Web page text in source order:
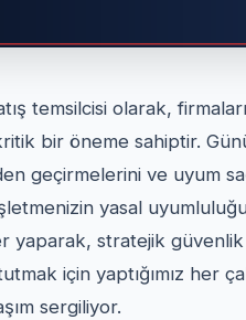
temsilcisi olarak,
bir öneme sahiptir.
geçirmelerini ve uyum
yasal
yaparak, stratejik
için yaptığımız her
sergiliyor.